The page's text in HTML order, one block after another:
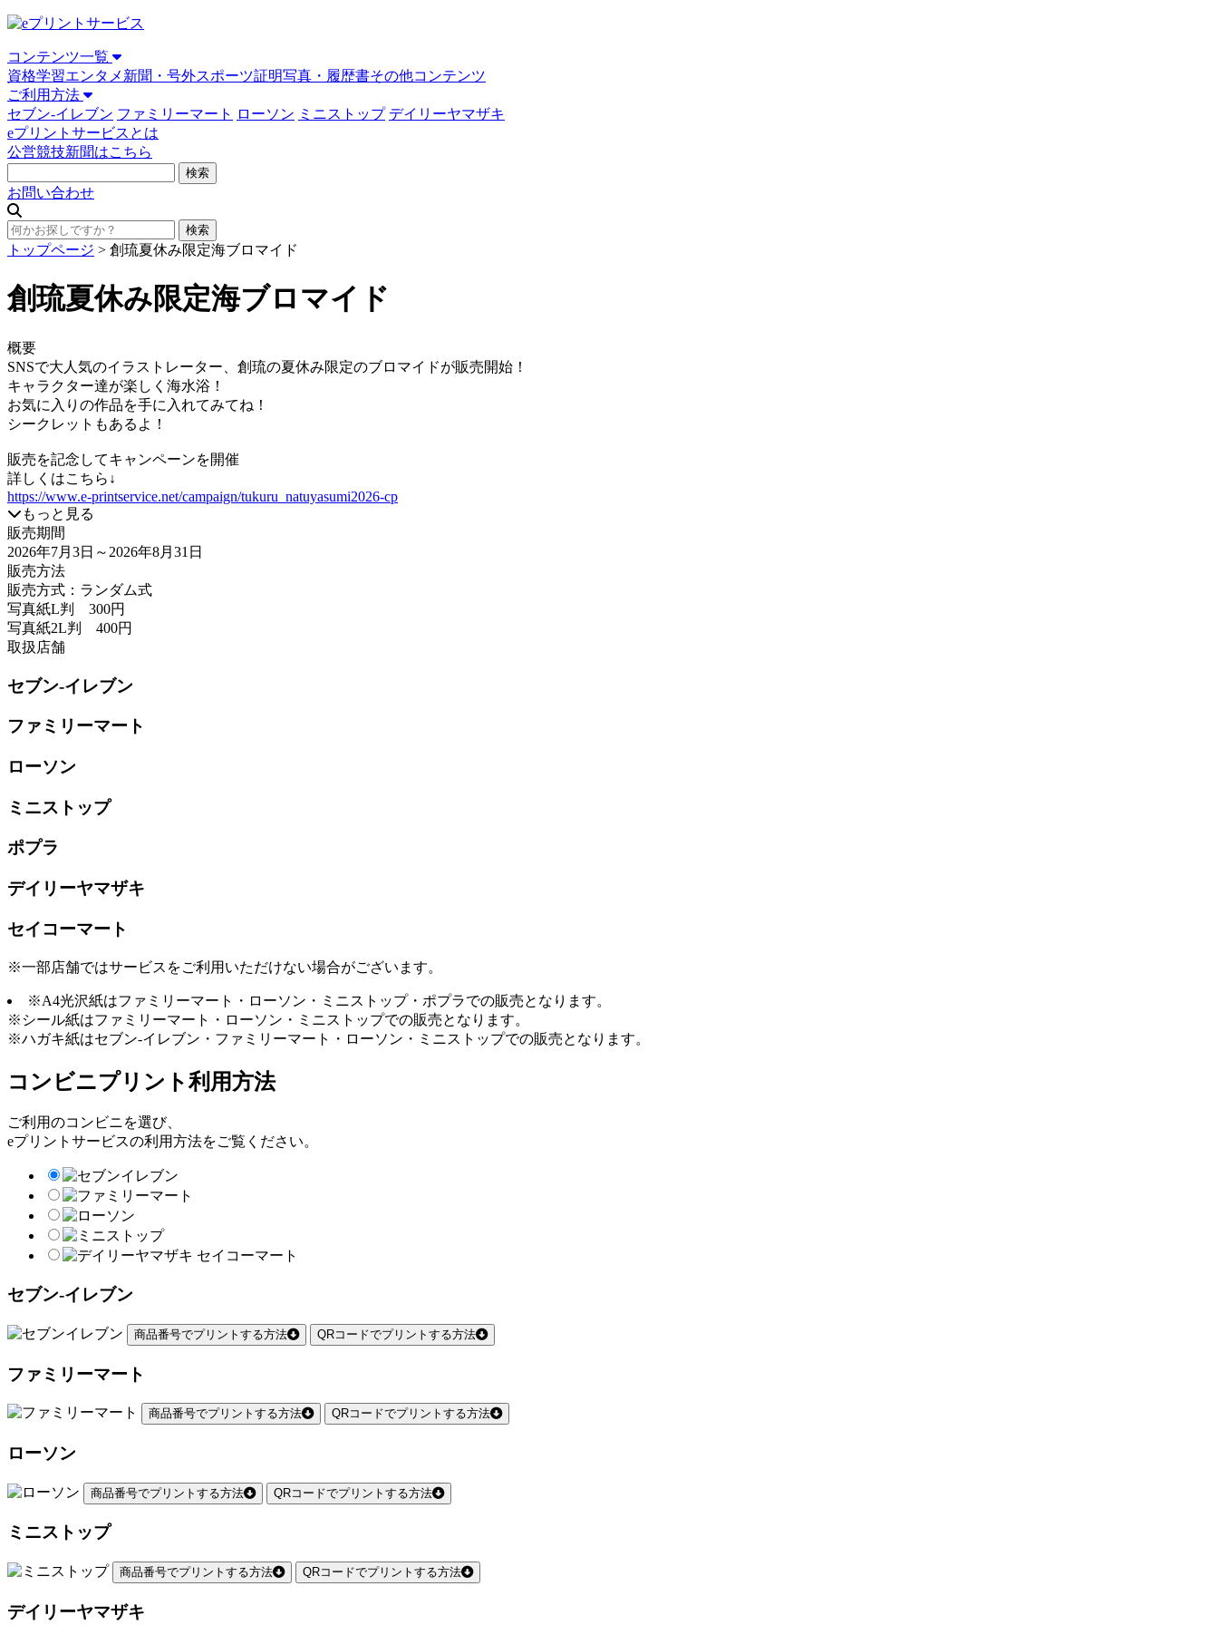
コンテンツ一覧
資格学習エンタメ 新聞・号外スポーツ証明写真・履歴書その他コンテンツ
ご利用方法
セブン-イレブン ファミリーマート ローソン ミニストップ デイリーヤマザキ
eプリントサービスとは
公営競技新聞はこちら
お問い合わせ
トップページ > 創琉夏休み限定海ブロマイド
創琉夏休み限定海ブロマイド
概要
SNSで大人気のイラストレーター、創琉の夏休み限定のブロマイドが販売開始！
キャラクター達が楽しく海水浴！
お気に入りの作品を手に入れてみてね！
シークレットもあるよ！
販売を記念してキャンペーンを開催
詳しくはこちら↓
https://www.e-printservice.net/campaign/tukuru_natuyasumi2026-cp
もっと見る
販売期間
2026年7月3日 ～2026年8月31日
販売方法
販売方式：ランダム式
写真紙L判 300円
写真紙2L判 400円
取扱店舗
セブン-イレブン
ファミリーマート
ローソン
ミニストップ
ポプラ
デイリーヤマザキ
セイコーマート
※一部店舗ではサービスをご利用いただけない場合がございます。
※A4光沢紙はファミリーマート・ローソン・ミニストップ・ポプラでの販売となります。
※シール紙はファミリーマート・ローソン・ミニストップでの販売となります。
※ハガキ紙はセブン-イレブン・ファミリーマート・ローソン・ミニストップでの販売となります。
コンビニプリント利用方法
ご利用のコンビニを選び、
eプリントサービスの利用方法をご覧ください。
セブン-イレブン
商品番号でプリントする方法 QRコードでプリントする方法
ファミリーマート
商品番号でプリントする方法 QRコードでプリントする方法
ローソン
商品番号でプリントする方法 QRコードでプリントする方法
ミニストップ
商品番号でプリントする方法 QRコードでプリントする方法
デイリーヤマザキ